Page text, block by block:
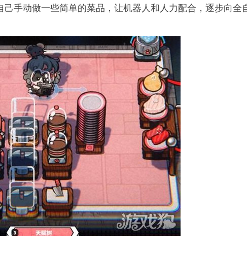
手动做一些简单的菜品，让机器人和人力配合，逐步向全